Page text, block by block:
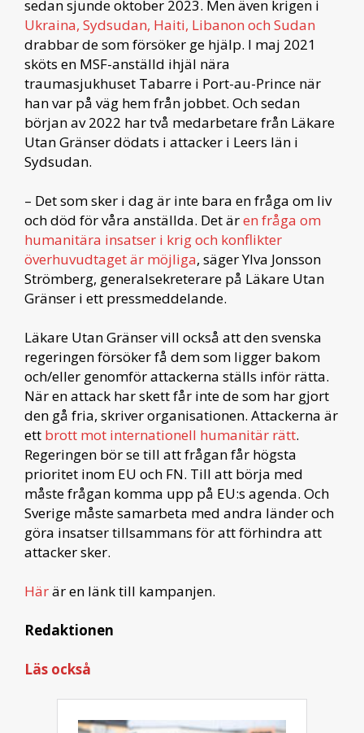
sedan sjunde oktober 2023. Men även krigen i
Ukraina, Sydsudan, Haiti, Libanon och Sudan
drabbar de som försöker ge hjälp. I maj 2021
sköts en MSF-anställd ihjäl nära
traumasjukhuset Tabarre i Port-au-Prince när
han var på väg hem från jobbet. Och sedan
början av 2022 har två medarbetare från Läkare
Utan Gränser dödats i attacker i Leers län i
Sydsudan.
– Det som sker i dag är inte bara en fråga om liv
och död för våra anställda. Det ären fråga om
humanitära insatser i krig och konflikter
överhuvudtaget är möjliga, säger Ylva Jonsson
Strömberg, generalsekreterare på Läkare Utan
Gränser i ett pressmeddelande.
Läkare Utan Gränser vill också att den svenska
regeringen försöker få dem som ligger bakom
och/eller genomför attackerna ställs inför rätta.
När en attack har skett får inte de som har gjort
den gå fria, skriver organisationen. Attackerna är
ett brott mot internationell humanitär rätt.
Regeringen bör se till att frågan får högsta
prioritet inom EU och FN. Till att börja med
måste frågan komma upp på EU:s agenda. Och
Sverige måste samarbeta med andra länder och
göra insatser tillsammans för att förhindra att
attacker sker.
Härär en länk till kampanjen.
Redaktionen
Läs också